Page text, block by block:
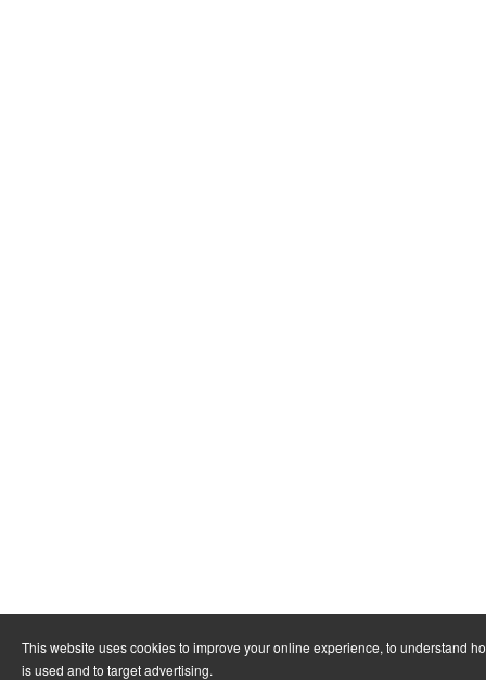
This website uses cookies to improve your online experience, to understand
is used and to target advertising.